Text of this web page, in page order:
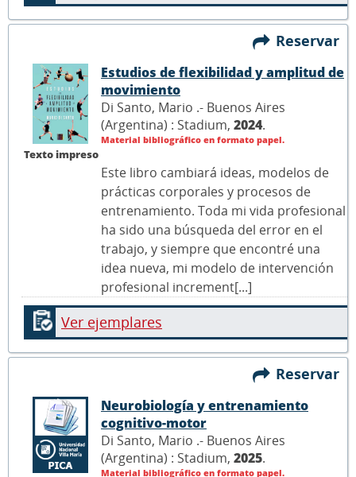
Reservar
Texto impreso
Estudios de flexibilidad y amplitud de
movimiento
Di Santo, Mario .- Buenos Aires
(Argentina) : Stadium, 2024.
Material bibliográfico en formato papel.
Este libro cambiará ideas, modelos de
prácticas corporales y procesos de
entrenamiento. Toda mi vida profesional
ha sido una búsqueda del error en el
trabajo, y siempre que encontré una
idea nueva, mi modelo de intervención
profesional increment[...]
Ver ejemplares
Reservar
Neurobiología y entrenamiento
cognitivo-motor
Di Santo, Mario .- Buenos Aires
(Argentina) : Stadium, 2025.
Material bibliográfico en formato papel.